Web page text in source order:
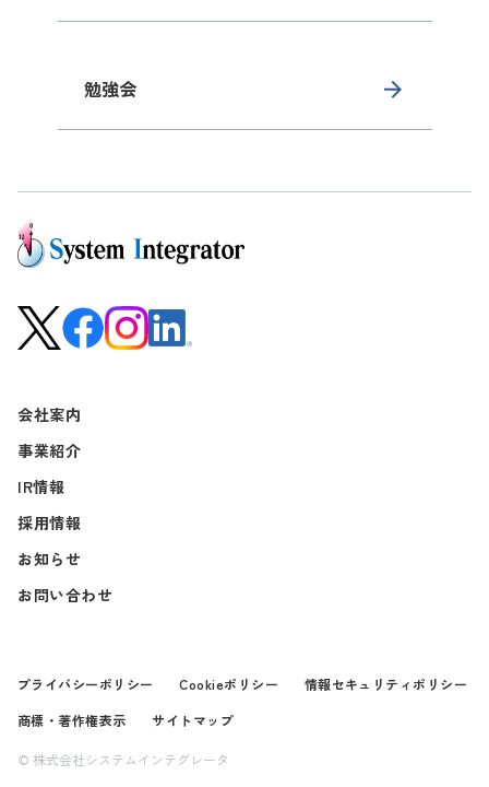
勉強会
会社案内
事業紹介
IR情報
採用情報
お知らせ
お問い合わせ
プライバシーポリシー Cookieポリシー
情報セキュリティポリシー
商標・著作権表示
サイトマップ
© 株式会社システムインテグレータ